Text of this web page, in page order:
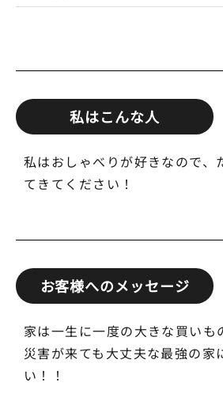
私はこんな人
私はおしゃべりが好きなので、
てきてください！
お客様へのメッセージ
家は一生に一度の大きな買いも
災害が来ても大丈夫な最強の家
い！！